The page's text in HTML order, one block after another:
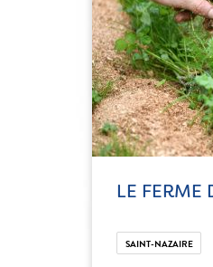
LE FERME
SAINT-NAZAIRE